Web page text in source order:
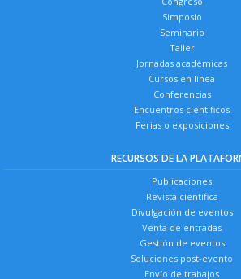
Simposio
Seminario
Taller
Jornadas académicas
Cursos en línea
Conferencias
Encuentros científicos
Ferias o exposiciones
RECURSOS DE LA
Publicaciones
Revista científica
Divulgación de eventos
Venta de entradas
Gestión de eventos
Soluciones post-evento
Envío de trabajos